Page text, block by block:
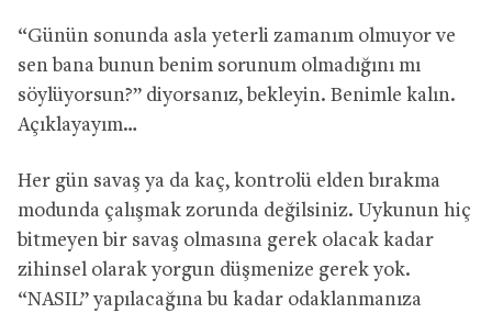
“Günün sonunda asla yeterli zamanım olmuyor ve
sen bana bunun benim sorunum olmadığını mı
söylüyorsun?” diyorsanız, bekleyin. Benimle kalın.
Açıklayayım…
Her gün savaş ya da kaç, kontrolü elden bırakma
modunda çalışmak zorunda değilsiniz. Uykunun hiç
bitmeyen bir savaş olmasına gerek olacak kadar
zihinsel olarak yorgun düşmenize gerek yok.
“NASIL” yapılacağına bu kadar odaklanmanıza